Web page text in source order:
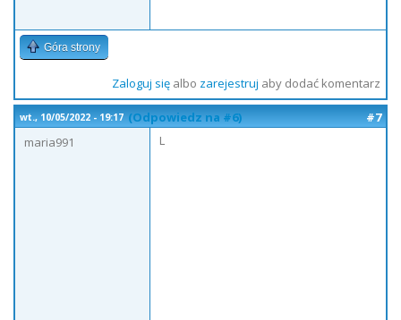
Góra strony
Zaloguj sięalbo zarejestruj aby dodać komentarz
wt., 10/05/2022 - 19:17 (Odpowiedz na #6)
#7
maria991
L